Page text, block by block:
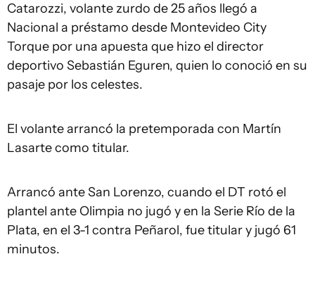
Catarozzi, volante zurdo de 25 años llegó a
Nacional a préstamo desde Montevideo City
Torque por una apuesta que hizo el director
deportivo Sebastián Eguren, quien lo conoció en su
pasaje por los celestes.
El volante arrancó la pretemporada con Martín
Lasarte como titular.
Arrancó ante San Lorenzo, cuando el DT rotó el
plantel ante Olimpia no jugó y en la Serie Río de la
Plata, en el 3-1 contra Peñarol, fue titular y jugó 61
minutos.